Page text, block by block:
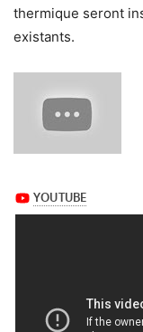
thermique seront
existants.